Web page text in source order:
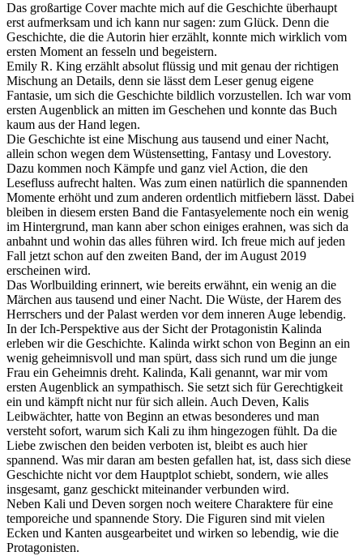
Das großartige Cover machte mich auf die Geschichte überhaupt
erst aufmerksam und ich kann nur sagen: zum Glück. Denn die
Geschichte, die die Autorin hier erzählt, konnte mich wirklich vom
ersten Moment an fesseln und begeistern.
Emily R. King erzählt absolut flüssig und mit genau der richtigen
Mischung an Details, denn sie lässt dem Leser genug eigene
Fantasie, um sich die Geschichte bildlich vorzustellen. Ich war vom
ersten Augenblick an mitten im Geschehen und konnte das Buch
kaum aus der Hand legen.
Die Geschichte ist eine Mischung aus tausend und einer Nacht,
allein schon wegen dem Wüstensetting, Fantasy und Lovestory.
Dazu kommen noch Kämpfe und ganz viel Action, die den
Lesefluss aufrecht halten. Was zum einen natürlich die spannenden
Momente erhöht und zum anderen ordentlich mitfiebern lässt. Dabei
bleiben in diesem ersten Band die Fantasyelemente noch ein wenig
im Hintergrund, man kann aber schon einiges erahnen, was sich da
anbahnt und wohin das alles führen wird. Ich freue mich auf jeden
Fall jetzt schon auf den zweiten Band, der im August 2019
erscheinen wird.
Das Worlbuilding erinnert, wie bereits erwähnt, ein wenig an die
Märchen aus tausend und einer Nacht. Die Wüste, der Harem des
Herrschers und der Palast werden vor dem inneren Auge lebendig.
In der Ich-Perspektive aus der Sicht der Protagonistin Kalinda
erleben wir die Geschichte. Kalinda wirkt schon von Beginn an ein
wenig geheimnisvoll und man spürt, dass sich rund um die junge
Frau ein Geheimnis dreht. Kalinda, Kali genannt, war mir vom
ersten Augenblick an sympathisch. Sie setzt sich für Gerechtigkeit
ein und kämpft nicht nur für sich allein. Auch Deven, Kalis
Leibwächter, hatte von Beginn an etwas besonderes und man
versteht sofort, warum sich Kali zu ihm hingezogen fühlt. Da die
Liebe zwischen den beiden verboten ist, bleibt es auch hier
spannend. Was mir daran am besten gefallen hat, ist, dass sich diese
Geschichte nicht vor dem Hauptplot schiebt, sondern, wie alles
insgesamt, ganz geschickt miteinander verbunden wird.
Neben Kali und Deven sorgen noch weitere Charaktere für eine
temporeiche und spannende Story. Die Figuren sind mit vielen
Ecken und Kanten ausgearbeitet und wirken so lebendig, wie die
Protagonisten.